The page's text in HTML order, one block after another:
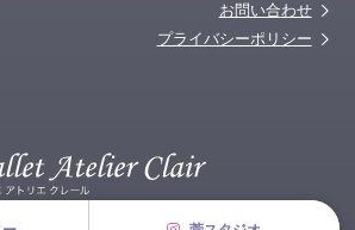
お問い合わせ
プライバシーポリシー